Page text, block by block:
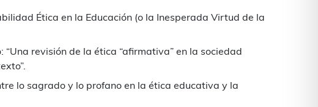
Ética en la Educación (o la Inesperada Virtud de la
“Una revisión de la ética “afirmativa” en la sociedad
lo sagrado y lo profano en la ética educativa y la